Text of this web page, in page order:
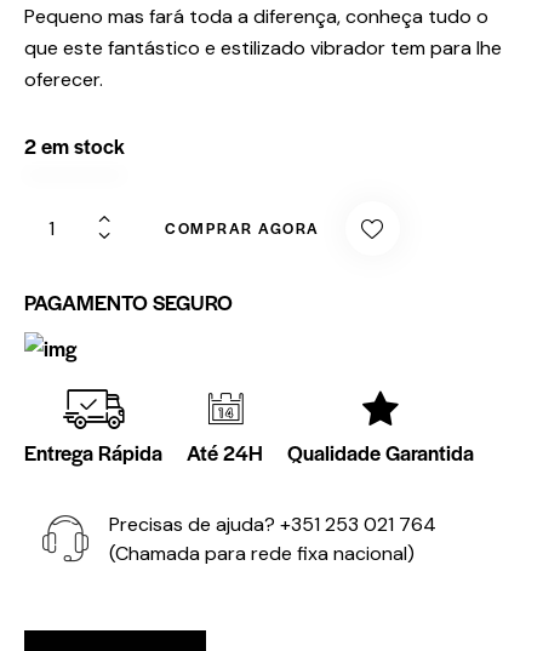
Pequeno mas fará toda a diferença, conheça tudo o
que este fantástico e estilizado vibrador tem para lhe
oferecer.
2 em stock
COMPRAR AGORA
PAGAMENTO SEGURO
Entrega Rápida Até 24H Qualidade Garantida
Precisas de ajuda? +351 253 021 764
(Chamada para rede fixa nacional)